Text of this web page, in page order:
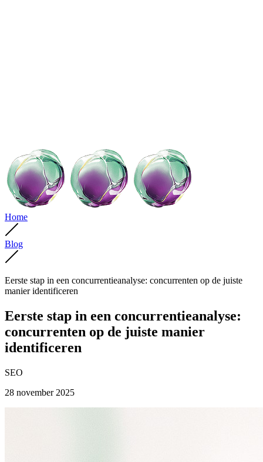
Home
Blog
Eerste stap in een concurrentieanalyse: concurrenten op de juiste
manier identificeren
Eerste stap in een concurrentieanalyse:
concurrenten op de juiste manier
identificeren
SEO
28 november 2025